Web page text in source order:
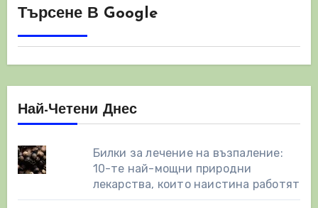
Търсене В Google
Най-Четени Днес
Билки за лечение на възпаление:
10-те най-мощни природни
лекарства, които наистина работят